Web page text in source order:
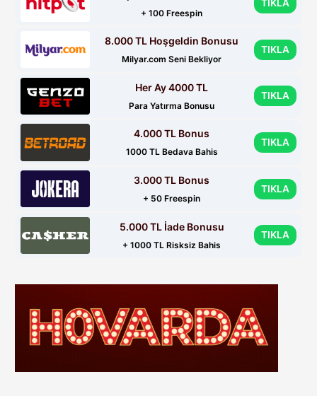
+ 100 Freespin
TIKLA
8.000 TL Hoşgeldin Bonusu
Milyar.com Seni Bekliyor
TIKLA
Her Ay 4000 TL
Para Yatırma Bonusu
TIKLA
4.000 TL Bonus
1000 TL Bedava Bahis
TIKLA
3.000 TL Bonus
+ 50 Freespin
TIKLA
5.000 TL İade Bonusu
+ 1000 TL Risksiz Bahis
TIKLA